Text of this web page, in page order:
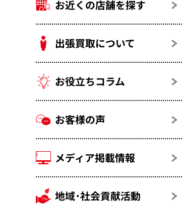
お近くの店舗を探す
出張買取について
お役立ちコラム
お客様の声
メディア掲載情報
地域･社会貢献活動